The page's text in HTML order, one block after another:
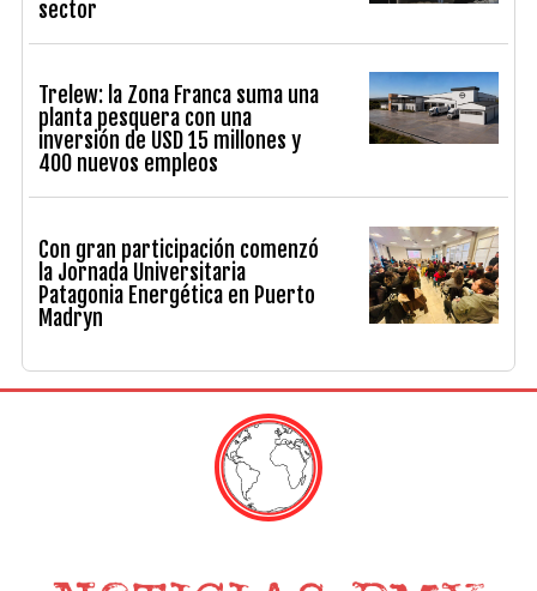
sector
Trelew: la Zona Franca suma una
planta pesquera con una
inversión de USD 15 millones y
400 nuevos empleos
Con gran participación comenzó
la Jornada Universitaria
Patagonia Energética en Puerto
Madryn